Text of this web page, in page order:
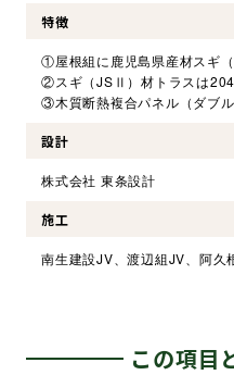
特徴
①屋根組に鹿児島県産材スギ
②スギ（JSⅡ）材トラスは
③木質断熱複合パネル（ダブ
設計
株式会社 東条設計
施工
南生建設JV、渡辺組JV、阿久
この項目